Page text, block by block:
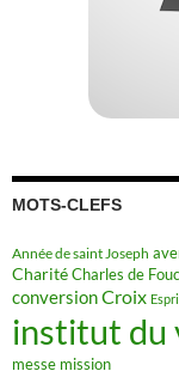
MOTS-CLEFS
Année de saint Joseph
Charité Charles de
conversionCroix
institut du
messe mission